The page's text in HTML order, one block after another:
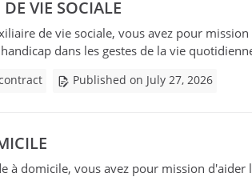
VIE SOCIALE
de vie sociale, vous avez pour
dans les gestes de la vie
Published on July 27, 2026
à domicile, vous avez pour mission d'aider